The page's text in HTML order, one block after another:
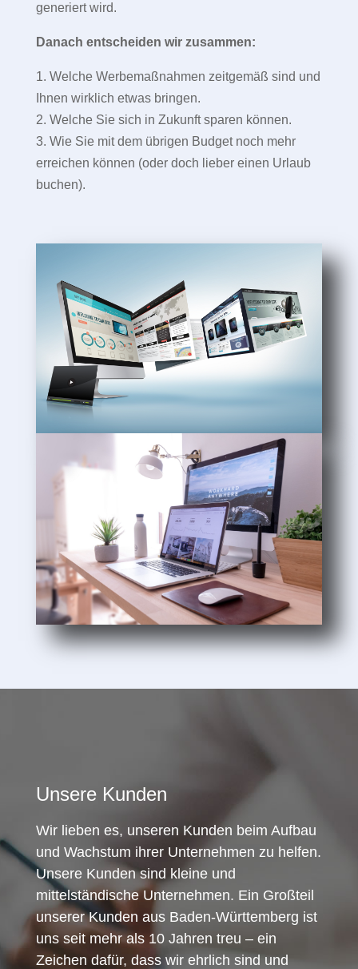
generiert wird.
Danach entscheiden wir zusammen:
1. Welche Werbemaßnahmen zeitgemäß sind und
Ihnen wirklich etwas bringen.
2. Welche Sie sich in Zukunft sparen können.
3. Wie Sie mit dem übrigen Budget noch mehr
erreichen können (oder doch lieber einen Urlaub
buchen).
Unsere Kunden
Wir lieben es, unseren Kunden beim Aufbau
und Wachstum ihrer Unternehmen zu helfen.
Unsere Kunden sind kleine und
mittelständische Unternehmen. Ein Großteil
unserer Kunden aus Baden-Württemberg ist
uns seit mehr als 10 Jahren treu – ein
Zeichen dafür, dass wir ehrlich sind und